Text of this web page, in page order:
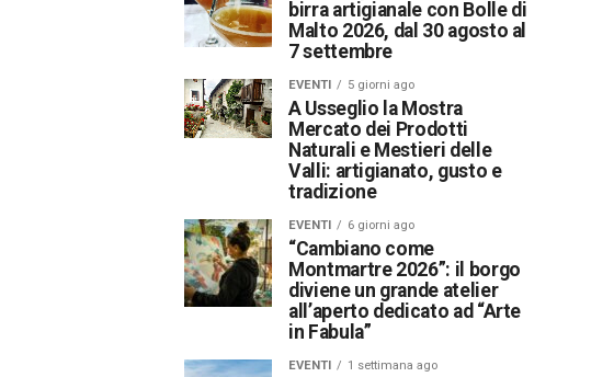
birra artigianale con Bolle di
Malto 2026, dal 30 agosto al
7 settembre
EVENTI 5 giorni ago
A Usseglio la Mostra
Mercato dei Prodotti
Naturali e Mestieri delle
Valli: artigianato, gusto e
tradizione
EVENTI 6 giorni ago
“Cambiano come
Montmartre 2026”: il borgo
diviene un grande atelier
all’aperto dedicato ad “Arte
in Fabula”
EVENTI 1 settimana ago